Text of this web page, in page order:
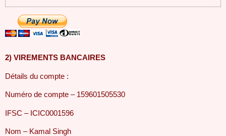
2) VIREMENTS BANCAIRES
Détails du compte :
Numéro de compte – 159601505530
IFSC – ICIC0001596
Nom – Kamal Singh